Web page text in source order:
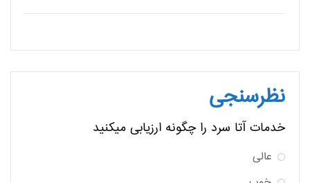
نظرسنجی
خدمات آتا سرد را چگونه ارزیابی میکنید
عالی